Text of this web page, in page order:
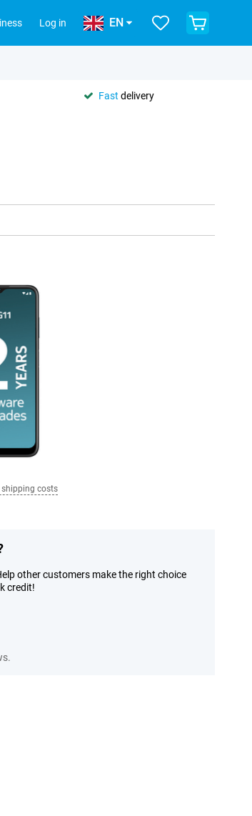
Log in EN
Fast delivery
shipping costs
other customers make the right choice
credit!